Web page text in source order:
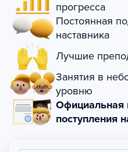
прогресса
Постоянная
наставника
Лучшие
Занятия в
уровню
Официальная
поступления